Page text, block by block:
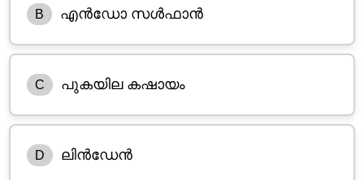
B എൻഡോ സൾഫാൻ
C പുകയില കഷായം
D ലിൻഡേൻ